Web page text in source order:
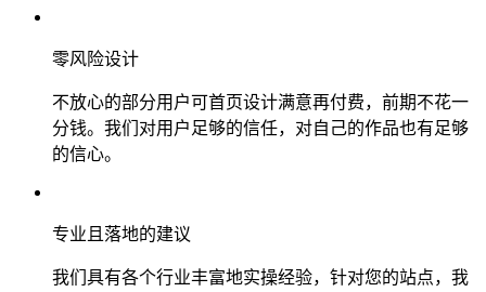
零风险设计
不放心的部分用户可首页设计满意再付费，前期不花一
分钱。我们对用户足够的信任，对自己的作品也有足够
的信心。
专业且落地的建议
我们具有各个行业丰富地实操经验，针对您的站点，我